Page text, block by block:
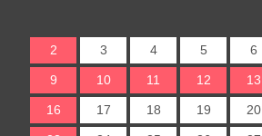
2 3 4 5 6
9 10 11 12 13
16 17 18 19 20